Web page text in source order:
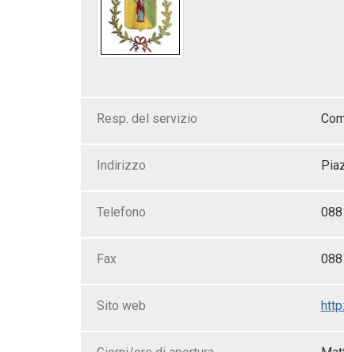
Resp. del servizio
Indirizzo
Telefono
Fax
Sito web